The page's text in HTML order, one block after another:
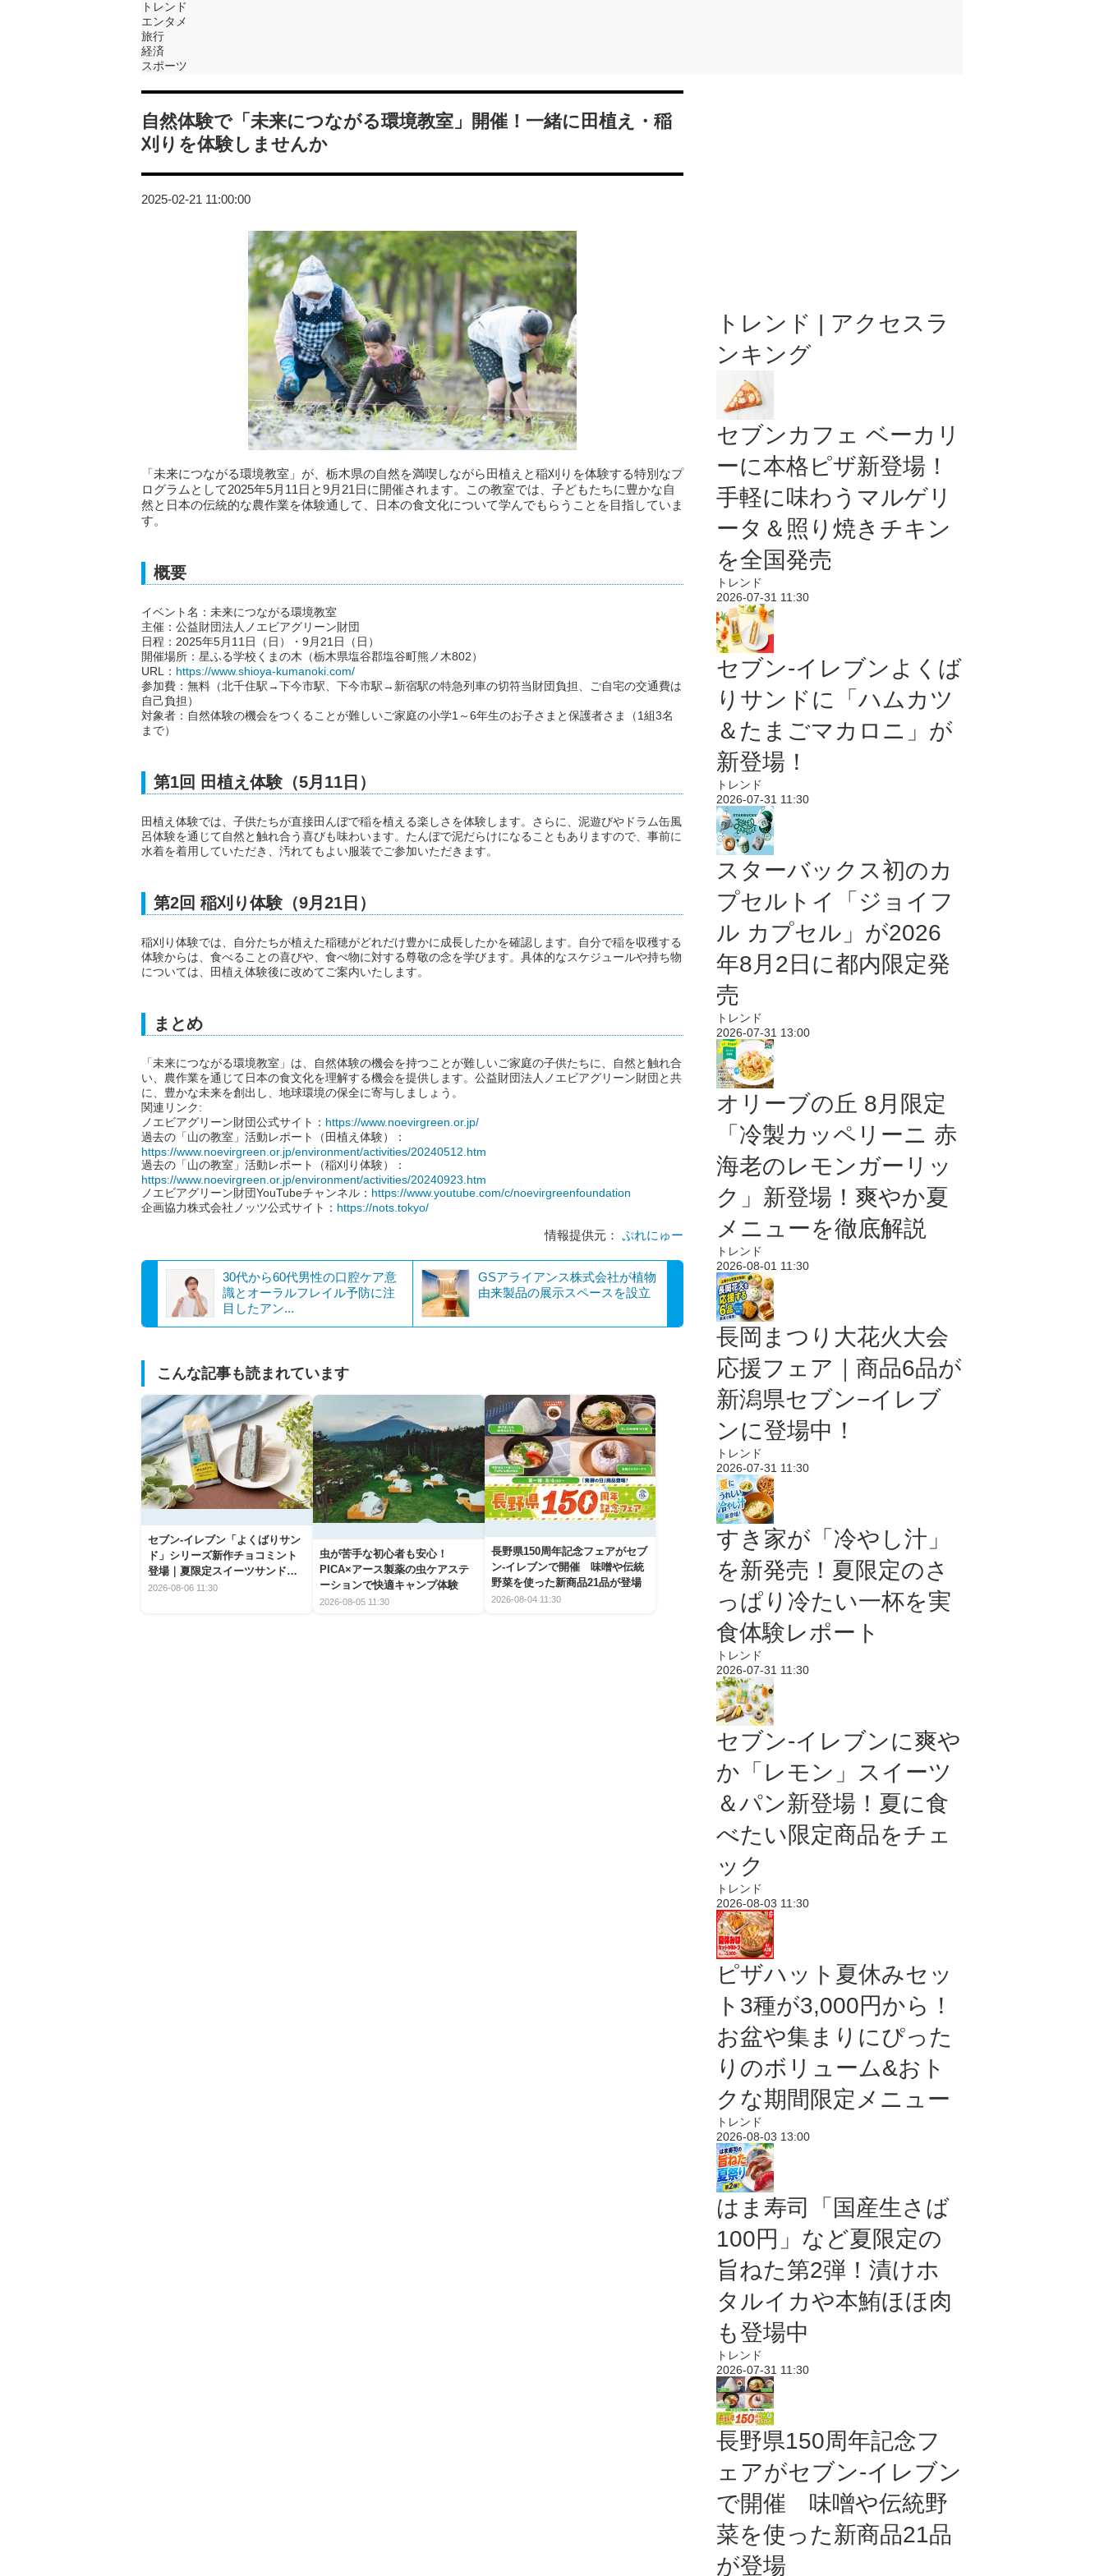
トレンド
エンタメ
旅行
経済
スポーツ
自然体験で「未来につながる環境教室」開催！一緒に田植え・稲
刈りを体験しませんか
2025-02-21 11:00:00
「未来につながる環境教室」が、栃木県の自然を満喫しながら田植えと稲刈りを体験する特別なプ
ログラムとして2025年5月11日と9月21日に開催されます。この教室では、子どもたちに豊かな自
然と日本の伝統的な農作業を体験通して、日本の食文化について学んでもらうことを目指していま
す。
概要
イベント名：未来につながる環境教室
主催：公益財団法人ノエビアグリーン財団
日程：2025年5月11日（日）・9月21日（日）
開催場所：星ふる学校くまの木（栃木県塩谷郡塩谷町熊ノ木802）
URL： https://www.shioya-kumanoki.com/
参加費：無料（北千住駅→下今市駅、下今市駅→新宿駅の特急列車の切符当財団負担、ご自宅の交通費は
自己負担）
対象者：自然体験の機会をつくることが難しいご家庭の小学1～6年生のお子さまと保護者さま（1組3名
まで）
第1回 田植え体験（5月11日）
田植え体験では、子供たちが直接田んぼで稲を植える楽しさを体験します。さらに、泥遊びやドラム缶風
呂体験を通じて自然と触れ合う喜びも味わいます。たんぼで泥だらけになることもありますので、事前に
水着を着用していただき、汚れてもよい服装でご参加いただきます。
第2回 稲刈り体験（9月21日）
稲刈り体験では、自分たちが植えた稲穂がどれだけ豊かに成長したかを確認します。自分で稲を収穫する
体験からは、食べることの喜びや、食べ物に対する尊敬の念を学びます。具体的なスケジュールや持ち物
については、田植え体験後に改めてご案内いたします。
まとめ
「未来につながる環境教室」は、自然体験の機会を持つことが難しいご家庭の子供たちに、自然と触れ合
い、農作業を通じて日本の食文化を理解する機会を提供します。公益財団法人ノエビアグリーン財団と共
に、豊かな未来を創出し、地球環境の保全に寄与しましょう。
関連リンク:
ノエビアグリーン財団公式サイト： https://www.noevirgreen.or.jp/
過去の「山の教室」活動レポート（田植え体験）：
https://www.noevirgreen.or.jp/environment/activities/20240512.htm
過去の「山の教室」活動レポート（稲刈り体験）：
https://www.noevirgreen.or.jp/environment/activities/20240923.htm
ノエビアグリーン財団YouTubeチャンネル： https://www.youtube.com/c/noevirgreenfoundation
企画協力株式会社ノッツ公式サイト： https://nots.tokyo/
情報提供元： ぷれにゅー
30代から60代男性の口腔ケア意
識とオーラルフレイル予防に注
目したアン...
GSアライアンス株式会社が植物
由来製品の展示スペースを設立
こんな記事も読まれています
セブン‐イレブン「よくばりサン
ド」シリーズ新作チョコミント
登場｜夏限定スイーツサンドの
爽快な魅力
2026-08-06 11:30
虫が苦手な初心者も安心！
PICA×アース製薬の虫ケアステ
ーションで快適キャンプ体験
2026-08-05 11:30
長野県150周年記念フェアがセブ
ン-イレブンで開催 味噌や伝統
野菜を使った新商品21品が登場
2026-08-04 11:30
トレンド | アクセスラ
ンキング
セブンカフェ ベーカリ
ーに本格ピザ新登場！
手軽に味わうマルゲリ
ータ＆照り焼きチキン
を全国発売
トレンド
2026-07-31 11:30
セブン‐イレブンよくば
りサンドに「ハムカツ
＆たまごマカロニ」が
新登場！
トレンド
2026-07-31 11:30
スターバックス初のカ
プセルトイ「ジョイフ
ル カプセル」が2026
年8月2日に都内限定発
売
トレンド
2026-07-31 13:00
オリーブの丘 8月限定
「冷製カッペリーニ 赤
海老のレモンガーリッ
ク」新登場！爽やか夏
メニューを徹底解説
トレンド
2026-08-01 11:30
長岡まつり大花火大会
応援フェア｜商品6品が
新潟県セブン−イレブ
ンに登場中！
トレンド
2026-07-31 11:30
すき家が「冷やし汁」
を新発売！夏限定のさ
っぱり冷たい一杯を実
食体験レポート
トレンド
2026-07-31 11:30
セブン‐イレブンに爽や
か「レモン」スイーツ
＆パン新登場！夏に食
べたい限定商品をチェ
ック
トレンド
2026-08-03 11:30
ピザハット夏休みセッ
ト3種が3,000円から！
お盆や集まりにぴった
りのボリューム&おト
クな期間限定メニュー
トレンド
2026-08-03 13:00
はま寿司「国産生さば
100円」など夏限定の
旨ねた第2弾！漬けホ
タルイカや本鮪ほほ肉
も登場中
トレンド
2026-07-31 11:30
長野県150周年記念フ
ェアがセブン-イレブン
で開催 味噌や伝統野
菜を使った新商品21品
が登場